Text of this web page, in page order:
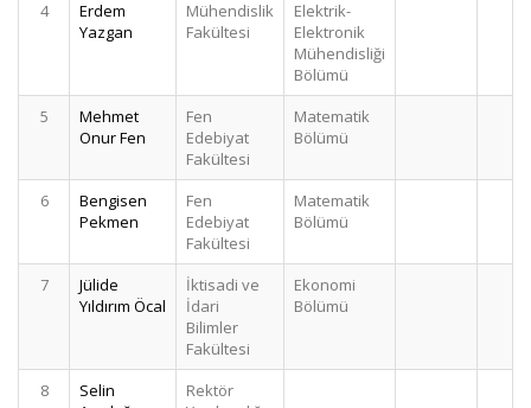
4
Erdem
Yazgan
Mühendislik
Fakültesi
Elektrik-
Elektronik
Mühendisliği
Bölümü
5
Mehmet
Onur Fen
Fen
Edebiyat
Fakültesi
Matematik
Bölümü
6
Bengisen
Pekmen
Fen
Edebiyat
Fakültesi
Matematik
Bölümü
7
Jülide
Yıldırım Öcal
İktisadi ve
İdari
Bilimler
Fakültesi
Ekonomi
Bölümü
8
Selin
Rektör